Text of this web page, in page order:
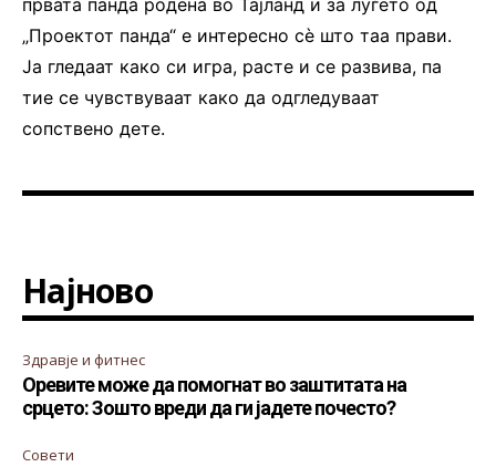
првата панда родена во Тајланд и за луѓето од
„Проектот панда“ е интересно сè што таа прави.
Ја гледаат како си игра, расте и се развива, па
тие се чувствуваат како да одгледуваат
сопствено дете.
Најново
Здравје и фитнес
Оревите може да помогнат во заштитата на
срцето: Зошто вреди да ги јадете почесто?
Совети